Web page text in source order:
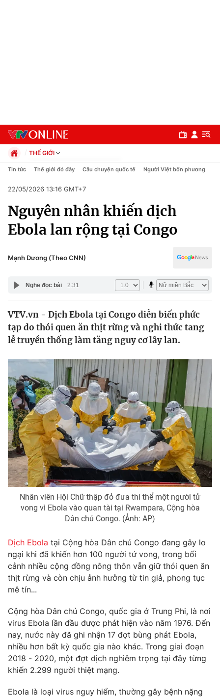
Chuyên mục
Chính trị
Pháp luật
Thế giới
Tin tức
Thế giới đó đây
Câu chuyện quốc tế
Kinh tế
Tài chính
Thị trường
Góc doanh nghiệp
Dữ liệu và đời sống
Truyền hình
Phim VTV
Hậu trường
Nhân vật
Khán giả
Giải trí
Điện ảnh
Sao
Đời sống
Du lịch
Chất lượng cuộc sống
Giáo dục
Học trực tuyến
Hitech Công nghệ tương lai
Sản phẩm
Thị trường
Tư vấn
Giao lưu trực tuyến
Lịch phát sóng
Chuyên mục khác
Emagazine Podcast
Photo Infographic
THẾ GIỚI
Chính trị
Pháp luật
Kinh tế
Thể thao
Truyền hình
Y tế
Công nghệ
Tin tức Thế giới đó đây Câu chuyện quốc tế Người Việt bốn phương
22/05/2026 13:16 GMT+7
Nguyên nhân khiến dịch
Ebola lan rộng tại Congo
Mạnh Dương (Theo CNN)
Nghe đọc bài 2:31
VTV.vn - Dịch Ebola tại Congo diễn biến phức
tạp do thói quen ăn thịt rừng và nghi thức tang
lễ truyền thống làm tăng nguy cơ lây lan.
Nhân viên Hội Chữ thập đỏ đưa thi thể một người tử
vong vì Ebola vào quan tài tại Rwampara, Cộng hòa
Dân chủ Congo. (Ảnh: AP)
Dịch Ebola tại Cộng hòa Dân chủ Congo đang gây lo
ngại khi đã khiến hơn 100 người tử vong, trong bối
cảnh nhiều cộng đồng nông thôn vẫn giữ thói quen ăn
thịt rừng và còn chịu ảnh hưởng từ tin giả, phong tục
mê tín...
Cộng hòa Dân chủ Congo, quốc gia ở Trung Phi, là nơi
virus Ebola lần đầu được phát hiện vào năm 1976. Đến
nay, nước này đã ghi nhận 17 đợt bùng phát Ebola,
nhiều hơn bất kỳ quốc gia nào khác. Trong giai đoạn
2018 - 2020, một đợt dịch nghiêm trọng tại đây từng
khiến 2.299 người thiệt mạng.
Ebola là loại virus nguy hiểm, thường gây bệnh nặng